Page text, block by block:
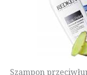
Szampon